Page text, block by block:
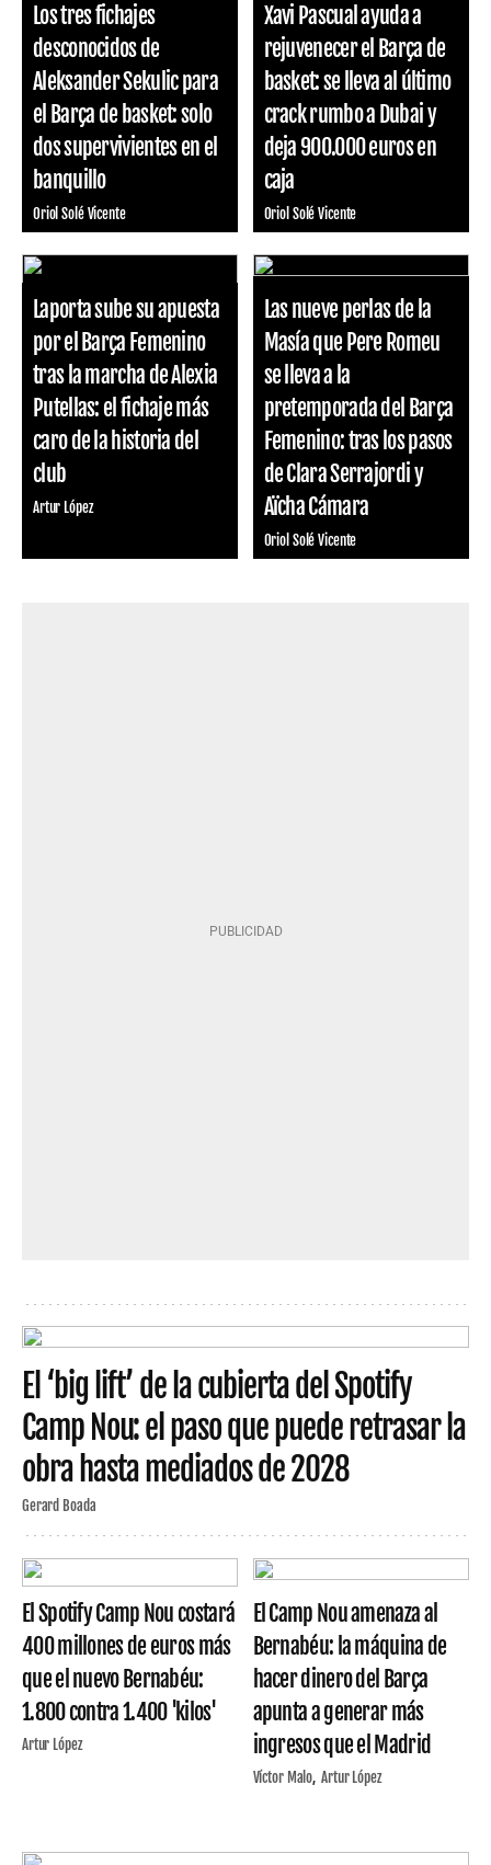
Los tres fichajes
desconocidos de
Aleksander Sekulic para
el Barça de basket: solo
dos supervivientes en el
banquillo
Oriol Solé Vicente
Xavi Pascual ayuda a
rejuvenecer el Barça de
basket: se lleva al último
crack rumbo a Dubai y
deja 900.000 euros en
caja
Oriol Solé Vicente
Laporta sube su apuesta
por el Barça Femenino
tras la marcha de Alexia
Putellas: el fichaje más
caro de la historia del
club
Artur López
Las nueve perlas de la
Masía que Pere Romeu
se lleva a la
pretemporada del Barça
Femenino: tras los pasos
de Clara Serrajordi y
Aïcha Cámara
Oriol Solé Vicente
El ‘big lift’ de la cubierta del Spotify
Camp Nou: el paso que puede retrasar la
obra hasta mediados de 2028
Gerard Boada
El Spotify Camp Nou costará
400 millones de euros más
que el nuevo Bernabéu:
1.800 contra 1.400 'kilos'
Artur López
El Camp Nou amenaza al
Bernabéu: la máquina de
hacer dinero del Barça
apunta a generar más
ingresos que el Madrid
Víctor Malo Artur López